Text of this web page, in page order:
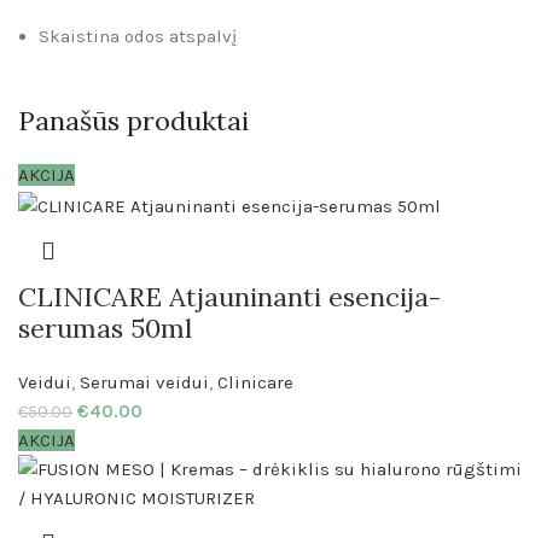
Skaistina odos atspalvį
Panašūs produktai
AKCIJA
CLINICARE Atjauninanti esencija-
serumas 50ml
Veidui, Serumai veidui, Clinicare
€50.00 €40.00
AKCIJA